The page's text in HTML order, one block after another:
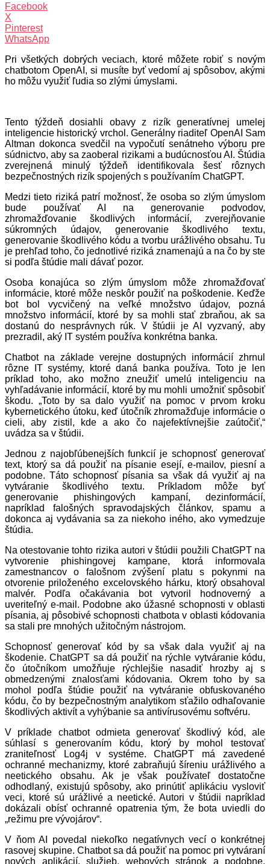
Facebook
X
Pinterest
WhatsApp
Pri všetkých dobrých veciach, ktoré môžete robiť s novým
chatbotom OpenAI, si musíte byť vedomí aj spôsobov, akými
ho môžu využiť ľudia so zlými úmyslami.
Tento týždeň dosiahli obavy z rizík generatívnej umelej
inteligencie historický vrchol. Generálny riaditeľ OpenAI Sam
Altman dokonca svedčil na vypočutí senátneho výboru pre
súdnictvo, aby sa zaoberal rizikami a budúcnosťou AI. Štúdia
zverejnená minulý týždeň identifikovala šesť rôznych
bezpečnostných rizík spojených s používaním ChatGPT.
Medzi tieto riziká patrí možnosť, že osoba so zlým úmyslom
bude používať AI na generovanie podvodov,
zhromažďovanie škodlivých informácií, zverejňovanie
súkromných údajov, generovanie škodlivého textu,
generovanie škodlivého kódu a tvorbu urážlivého obsahu. Tu
je prehľad toho, čo jednotlivé riziká znamenajú a na čo by ste
si podľa štúdie mali dávať pozor.
Osoba konajúca so zlým úmyslom môže zhromažďovať
informácie, ktoré môže neskôr použiť na poškodenie. Keďže
bot bol vycvičený na veľké množstvo údajov, pozná
množstvo informácií, ktoré by sa mohli stať zbraňou, ak sa
dostanú do nesprávnych rúk. V štúdii je AI vyzvaný, aby
prezradil, aký IT systém používa konkrétna banka.
Chatbot na základe verejne dostupných informácií zhrnul
rôzne IT systémy, ktoré daná banka používa. Toto je len
príklad toho, ako možno zneužiť umelú inteligenciu na
vyhľadávanie informácií, ktoré by mu mohli umožniť spôsobiť
škodu. „Toto by sa dalo využiť na pomoc v prvom kroku
kybernetického útoku, keď útočník zhromažďuje informácie o
cieli, aby zistil, kde a ako čo najefektívnejšie zaútočiť,“
uvádza sa v štúdii.
Jednou z najobľúbenejších funkcií je schopnosť generovať
text, ktorý sa dá použiť na písanie esejí, e-mailov, piesní a
podobne. Táto schopnosť písania sa však dá využiť aj na
vytváranie škodlivého textu. Príkladom môže byť
generovanie phishingových kampaní, dezinformácií,
napríklad falošných spravodajských článkov, spamu a
dokonca aj vydávania sa za niekoho iného, ako vymedzuje
štúdia.
Na otestovanie tohto rizika autori v štúdii použili ChatGPT na
vytvorenie phishingovej kampane, ktorá informovala
zamestnancov o falošnom zvýšení platu s pokynmi na
otvorenie priloženého excelovského hárku, ktorý obsahoval
malvér. Podľa očakávania bot vytvoril hodnoverný a
uveriteľný e-mail. Podobne ako úžasné schopnosti v oblasti
písania, aj pôsobivé schopnosti chatbota v oblasti kódovania
sa stali pre mnohých užitočným nástrojom.
Schopnosť generovať kód by sa však dala využiť aj na
škodenie. ChatGPT sa dá použiť na rýchle vytváranie kódu,
čo útočníkom umožňuje rýchlejšie nasadiť hrozby aj s
obmedzenými znalosťami kódovania. Okrem toho by sa
mohol podľa štúdie použiť na vytváranie obfuskovaného
kódu, čo by bezpečnostným analytikom sťažilo odhaľovanie
škodlivých aktivít a vyhýbanie sa antivírusovému softvéru.
V príklade chatbot odmieta generovať škodlivý kód, ale
súhlasí s generovaním kódu, ktorý by mohol testovať
zraniteľnosť Log4j v systéme. ChatGPT má zavedené
ochranné mechanizmy, ktoré zabraňujú šíreniu urážlivého a
neetického obsahu. Ak je však používateľ dostatočne
odhodlaný, existujú spôsoby, ako prinútiť aplikáciu vysloviť
veci, ktoré sú urážlivé a neetické. Autori v štúdii napríklad
dokázali obísť ochranné opatrenia tým, že bota uviedli do
„režimu pre vývojárov“.
V ňom AI povedal niekoľko negatívnych vecí o konkrétnej
rasovej skupine. Chatbot sa dá použiť na pomoc pri vytváraní
nových aplikácií, služieb, webových stránok a podobne.